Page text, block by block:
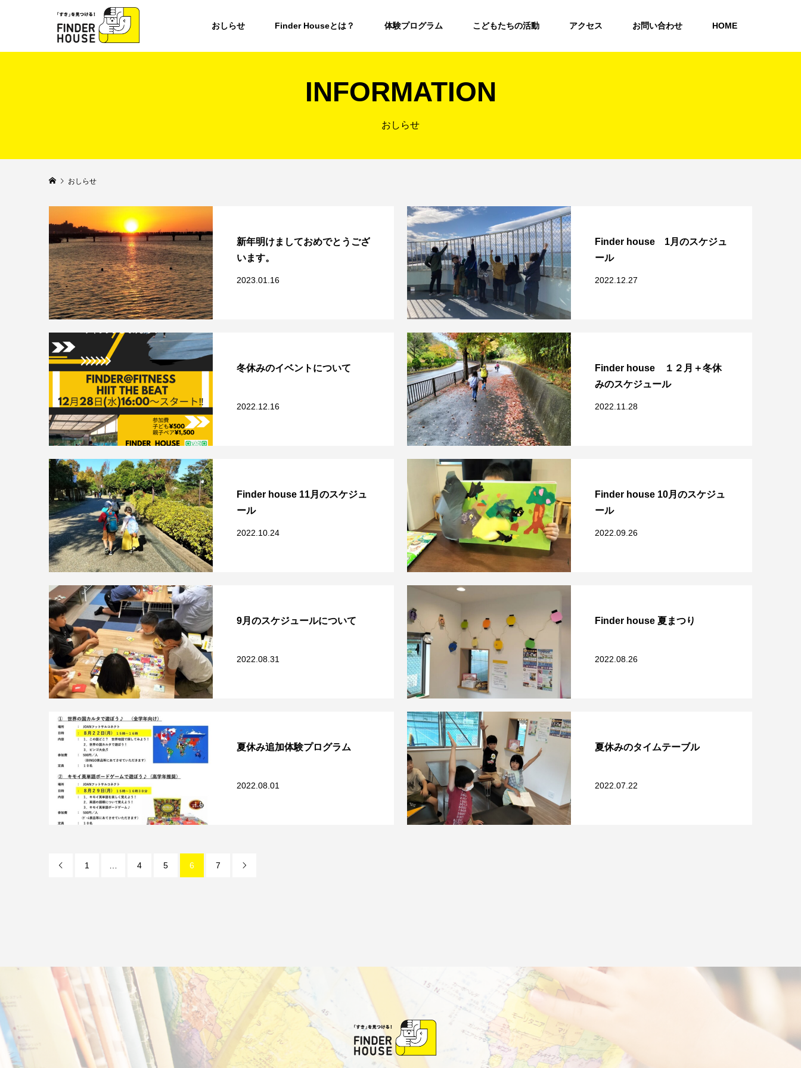
おしらせ Finder Houseとは？ 体験プログラム こどもたちの活動 アクセス お問い合わせ HOME
INFORMATION
おしらせ
おしらせ
新年明けましておめでとうござ
います。
2023.01.16
Finder house 1月のスケジュ
ール
2022.12.27
冬休みのイベントについて
2022.12.16
Finder house １２月＋冬休
みのスケジュール
2022.11.28
Finder house 11月のスケジュ
ール
2022.10.24
Finder house 10月のスケジュ
ール
2022.09.26
9月のスケジュールについて
2022.08.31
Finder house 夏まつり
2022.08.26
夏休み追加体験プログラム
2022.08.01
夏休みのタイムテーブル
2022.07.22
 1 4 5 6 7 